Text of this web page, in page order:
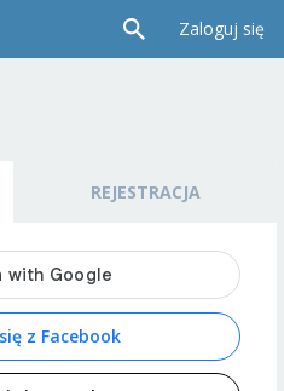
Zaloguj się
REJESTRACJA
z Facebook